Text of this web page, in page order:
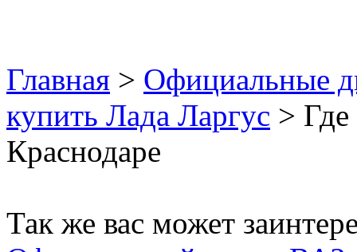
Главная > Официальные
купить Лада Ларгус >
Краснодаре
Так же вас может